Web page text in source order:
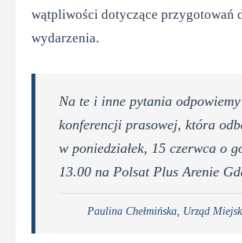
wątpliwości dotyczące przygotowań
wydarzenia.
Na te i inne pytania odpowiemy
konferencji prasowej, która
w poniedziałek, 15 czerwca o
13.00 na Polsat Plus Arenie
Paulina Chełmińska, Urząd